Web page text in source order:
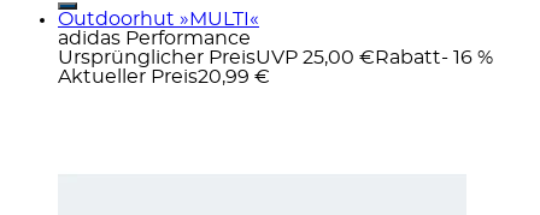
Outdoorhut »MULTI«
adidas Performance
Ursprünglicher PreisUVP 25,00 € Rabatt- 16 %
Aktueller Preis20,99 €